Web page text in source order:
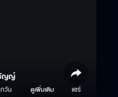
ญญ์
วัน ดูเพิ่มเติม แชร์